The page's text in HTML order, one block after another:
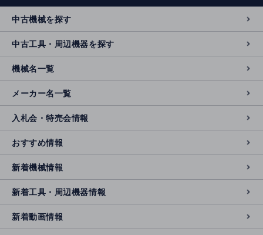
中古機械を探す
中古工具・周辺機器を探す
機械名一覧
メーカー名一覧
入札会・特売会情報
おすすめ情報
新着機械情報
新着工具・周辺機器情報
新着動画情報